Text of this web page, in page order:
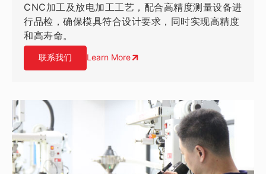
CNC加工及放电加工工艺，配合高精度测量设备进
行品检，确保模具符合设计要求，同时实现高精度
和高寿命。
联系我们 Learn More